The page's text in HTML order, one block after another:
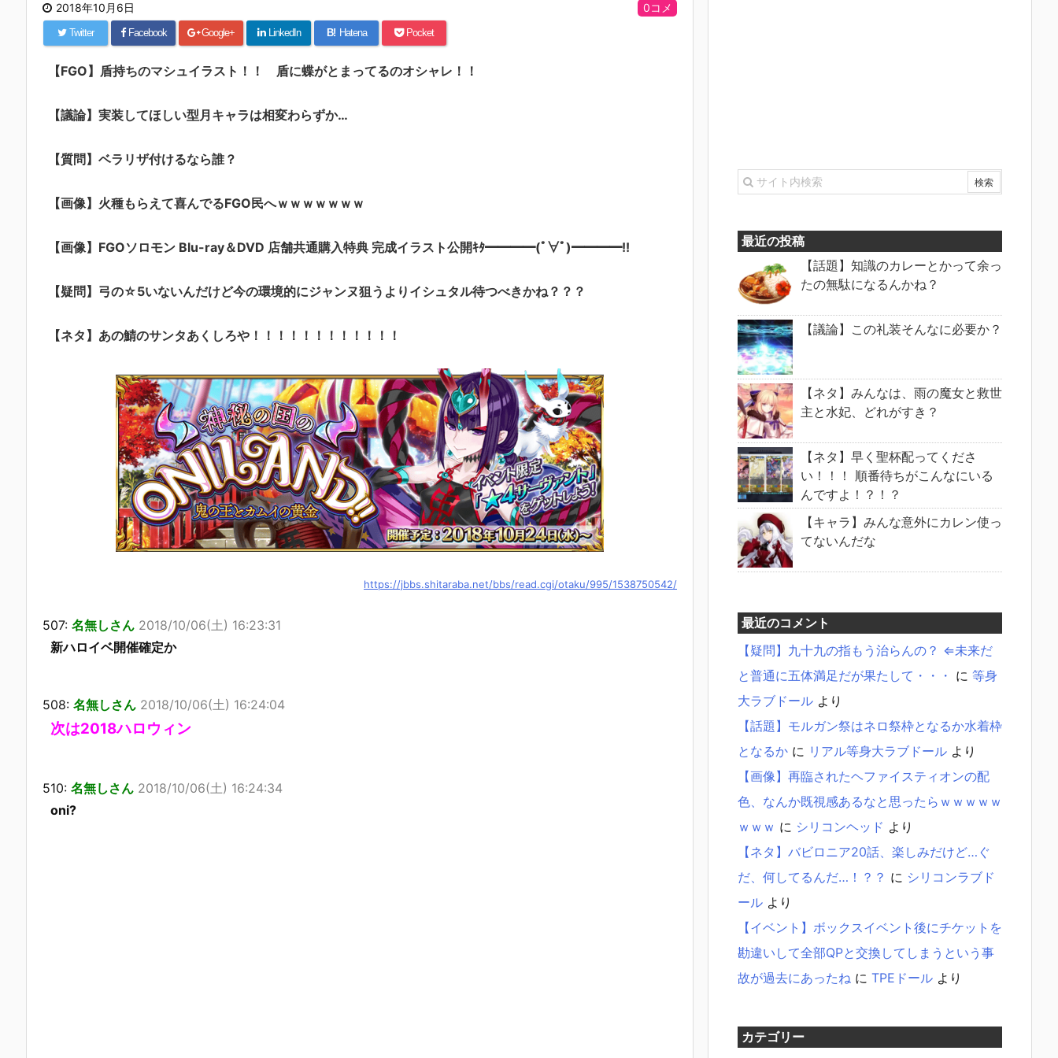
2018年10月6日 0コメ
Twitter Facebook Google+ LinkedIn B! Hatena Pocket
【FGO】盾持ちのマシュイラスト！！ 盾に蝶がとまってるのオシャレ！！
【議論】実装してほしい型月キャラは相変わらずか…
【質問】ベラリザ付けるなら誰？
【画像】火種もらえて喜んでるFGO民へｗｗｗｗｗｗｗ
【画像】FGOソロモン Blu-ray＆DVD 店舗共通購入特典 完成イラスト公開ｷﾀ━━━━(ﾟ∀ﾟ)━━━━!!
【疑問】弓の☆5いないんだけど今の環境的にジャンヌ狙うよりイシュタル待つべきかね？？？
【ネタ】あの鯖のサンタあくしろや！！！！！！！！！！！！
https://jbbs.shitaraba.net/bbs/read.cgi/otaku/995/1538750542/
507: 名無しさん 2018/10/06(土) 16:23:31
新ハロイベ開催確定か
508: 名無しさん 2018/10/06(土) 16:24:04
次は2018ハロウィン
510: 名無しさん 2018/10/06(土) 16:24:34
oni?
最近の投稿
【話題】知識のカレーとかって余っ
たの無駄になるんかね？
【議論】この礼装そんなに必要か？
【ネタ】みんなは、雨の魔女と救世
主と水妃、どれがすき？
【ネタ】早く聖杯配ってくださ
い！！！ 順番待ちがこんなにいる
んですよ！？！？
【キャラ】みんな意外にカレン使っ
てないんだな
最近のコメント
【疑問】九十九の指もう治らんの？ ⇐未来だ
と普通に五体満足だが果たして・・・ に 等身
大ラブドール より
【話題】モルガン祭はネロ祭枠となるか水着枠
となるか に リアル等身大ラブドール より
【画像】再臨されたヘファイスティオンの配
色、なんか既視感あるなと思ったらｗｗｗｗｗ
ｗｗｗ に シリコンヘッド より
【ネタ】バビロニア20話、楽しみだけど…ぐ
だ、何してるんだ…！？？ に シリコンラブド
ール より
【イベント】ボックスイベント後にチケットを
勘違いして全部QPと交換してしまうという事
故が過去にあったね に TPEドール より
カテゴリー